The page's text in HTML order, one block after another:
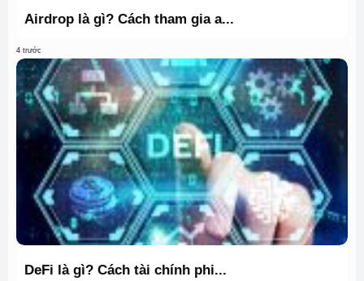
Airdrop là gì? Cách tham gia a...
4 trước
DeFi là gì? Cách tài chính phi...